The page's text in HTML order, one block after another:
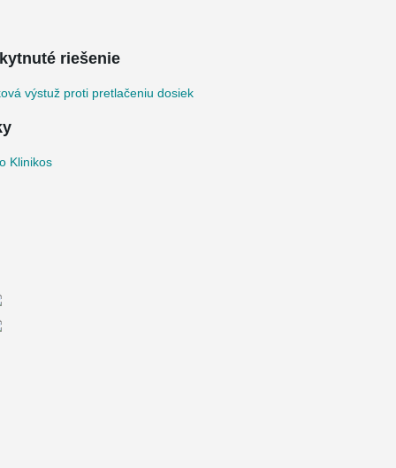
riešenie
výstuž proti pretlačeniu dosiek
Klinikos